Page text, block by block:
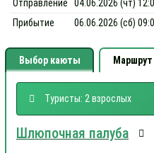
Отправление
04.06.2026 (чт)
Прибытие
06.06.2026 (сб)
Выбор каюты Маршрут
Туристы: 2 взрослых
Шлюпочная палуба